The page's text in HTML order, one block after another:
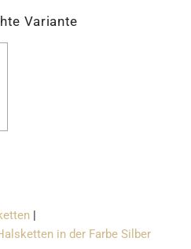
Variante
|
in der Farbe Silber